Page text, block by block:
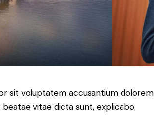
sit voluptatem accusantium
vitae dicta sunt, explicabo.